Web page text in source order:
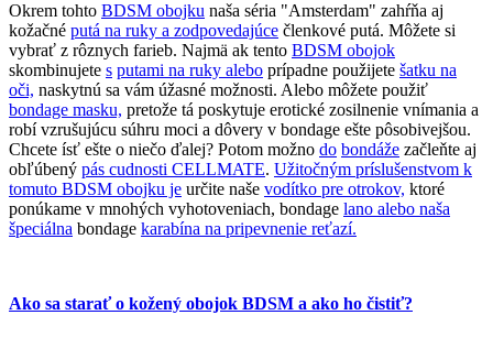
Okrem tohto BDSM obojku naša séria "Amsterdam" zahŕňa aj
kožačné putá na ruky a zodpovedajúce členkové putá. Môžete si
vybrať z rôznych farieb. Najmä ak tento BDSM obojok
skombinujete s putami na ruky alebo prípadne použijete šatku na
oči, naskytnú sa vám úžasné možnosti. Alebo môžete použiť
bondage masku, pretože tá poskytuje erotické zosilnenie vnímania a
robí vzrušujúcu súhru moci a dôvery v bondage ešte pôsobivejšou.
Chcete ísť ešte o niečo ďalej? Potom možno do bondáže začleňte aj
obľúbený pás cudnosti CELLMATE. Užitočným príslušenstvom k
tomuto BDSM obojku je určite naše vodítko pre otrokov, ktoré
ponúkame v mnohých vyhotoveniach, bondage lano alebo naša
špeciálna bondage karabína na pripevnenie reťazí.
Ako sa starať o kožený obojok BDSM a ako ho čistiť?